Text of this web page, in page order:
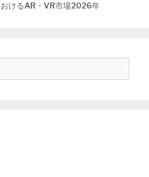
けるAR・VR市場2026年